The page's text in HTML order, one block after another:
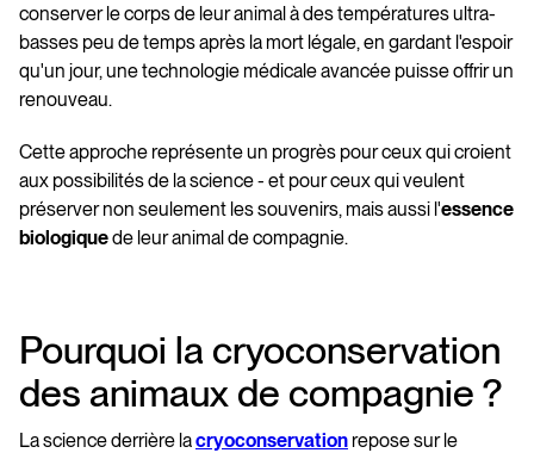
conserver le corps de leur animal à des températures ultra-
basses peu de temps après la mort légale, en gardant l'espoir
qu'un jour, une technologie médicale avancée puisse offrir un
renouveau.
Cette approche représente un progrès pour ceux qui croient
aux possibilités de la science - et pour ceux qui veulent
préserver non seulement les souvenirs, mais aussi l'essence
biologiquede leur animal de compagnie.
Pourquoi la cryoconservation
des animaux de compagnie ?
La science derrière lacryoconservation repose sur le